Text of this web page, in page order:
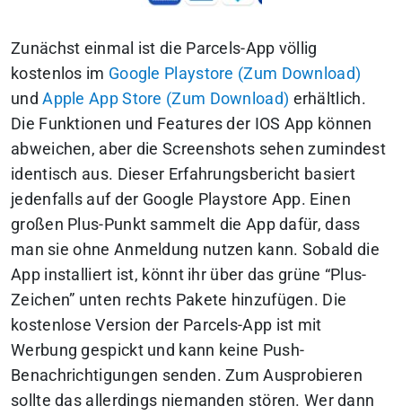
Zunächst einmal ist die Parcels-App völlig
kostenlos im Google Playstore (Zum Download)
undApple App Store (Zum Download) erhältlich.
Die Funktionen und Features der IOS App können
abweichen, aber die Screenshots sehen zumindest
identisch aus. Dieser Erfahrungsbericht basiert
jedenfalls auf der Google Playstore App. Einen
großen Plus-Punkt sammelt die App dafür, dass
man sie ohne Anmeldung nutzen kann. Sobald die
App installiert ist, könnt ihr über das grüne “Plus-
Zeichen” unten rechts Pakete hinzufügen. Die
kostenlose Version der Parcels-App ist mit
Werbung gespickt und kann keine Push-
Benachrichtigungen senden. Zum Ausprobieren
sollte das allerdings niemanden stören. Wer dann